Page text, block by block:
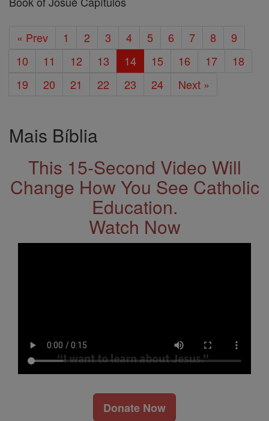
« Prev 1 2 3 4 5 6 7 8
9
10
11 12 13 14 15 16 17
18
19
20 21 22 23 24 Next »
Mais Bíblia
This 15-Second Video Will
Change How You See Catholic
Education.
Watch Now
Donate Now